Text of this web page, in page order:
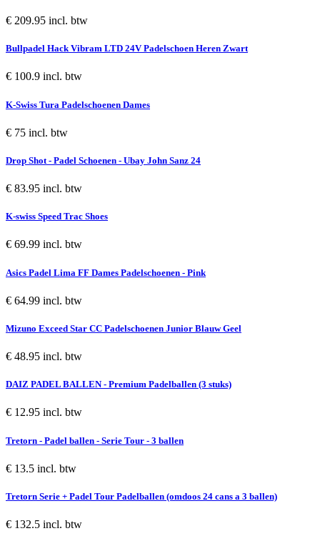
€ 209.95 incl. btw
Bullpadel Hack Vibram LTD 24V Padelschoen Heren Zwart
€ 100.9 incl. btw
K-Swiss Tura Padelschoenen Dames
€ 75 incl. btw
Drop Shot - Padel Schoenen - Ubay John Sanz 24
€ 83.95 incl. btw
K-swiss Speed Trac Shoes
€ 69.99 incl. btw
Asics Padel Lima FF Dames Padelschoenen - Pink
€ 64.99 incl. btw
Mizuno Exceed Star CC Padelschoenen Junior Blauw Geel
€ 48.95 incl. btw
DAIZ PADEL BALLEN - Premium Padelballen (3 stuks)
€ 12.95 incl. btw
Tretorn - Padel ballen - Serie Tour - 3 ballen
€ 13.5 incl. btw
Tretorn Serie + Padel Tour Padelballen (omdoos 24 cans a 3 ballen)
€ 132.5 incl. btw